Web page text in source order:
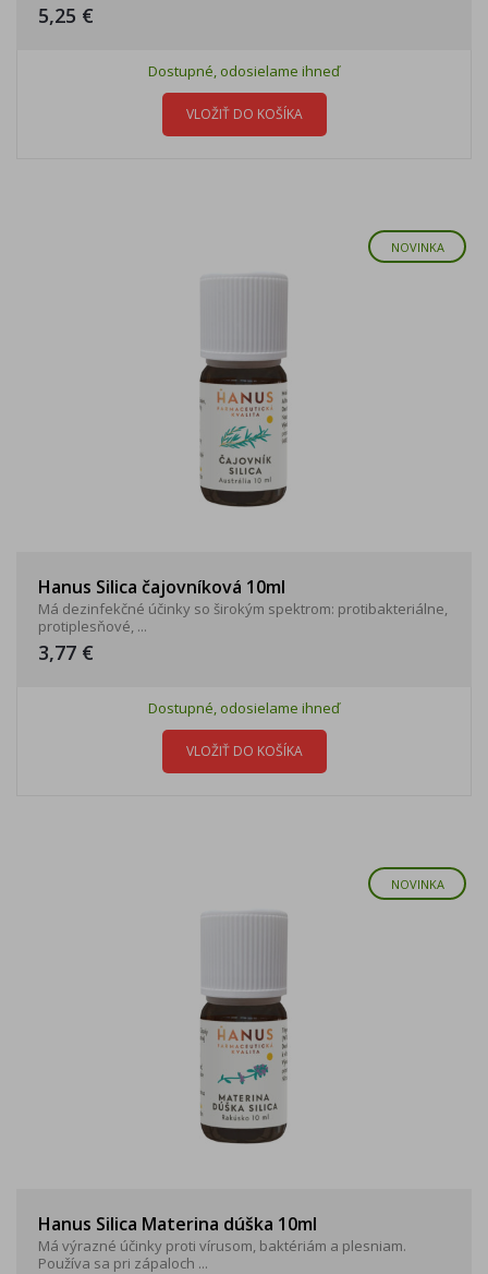
5,25 €
Dostupné, odosielame ihneď
VLOŽIŤ DO KOŠÍKA
NOVINKA
Hanus Silica čajovníková 10ml
Má dezinfekčné účinky so širokým spektrom: protibakteriálne,
protiplesňové, ...
3,77 €
Dostupné, odosielame ihneď
VLOŽIŤ DO KOŠÍKA
NOVINKA
Hanus Silica Materina dúška 10ml
Má výrazné účinky proti vírusom, baktériám a plesniam.
Používa sa pri zápaloch ...